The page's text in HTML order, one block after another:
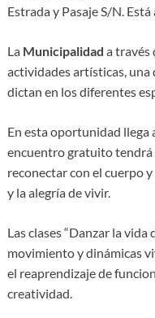
Estrada y Pasaje S/N.
La Municipalidad a través
actividades artísticas, una
dictan en los diferentes
En esta oportunidad llega
encuentro gratuito tendrá
reconectar con el cuerpo
y la alegría de vivir.
Las clases “Danzar la
movimiento y dinámicas
el reaprendizaje de
creatividad.